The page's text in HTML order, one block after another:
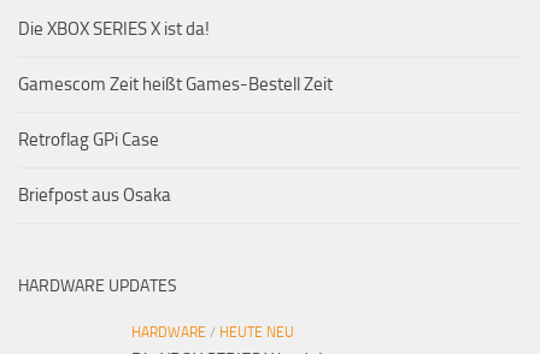
Die XBOX SERIES X ist da!
Gamescom Zeit heißt Games-Bestell Zeit
Retroflag GPi Case
Briefpost aus Osaka
HARDWARE UPDATES
HARDWARE / HEUTE NEU